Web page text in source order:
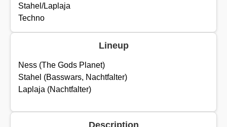
Stahel/Laplaja
Techno
Lineup
Ness (The Gods Planet)
Stahel (Basswars, Nachtfalter)
Laplaja (Nachtfalter)
Description